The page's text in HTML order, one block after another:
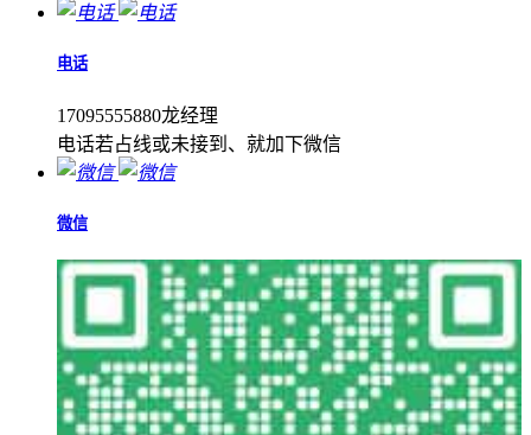
电话
17095555880龙经理
电话若占线或未接到、就加下微信
微信